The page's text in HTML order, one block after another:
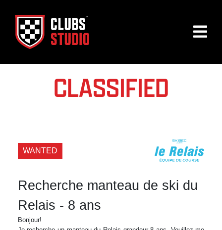
CLASSIFIED
WANTED
Recherche manteau de ski du
Relais - 8 ans
Bonjour!